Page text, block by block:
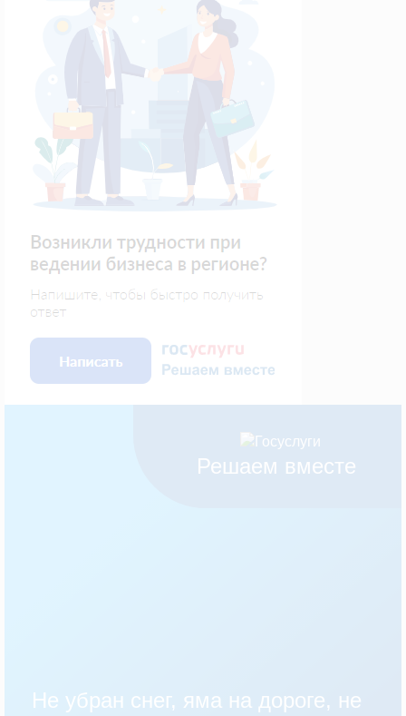
Решаем вместе
Не убран снег, яма на дороге, не